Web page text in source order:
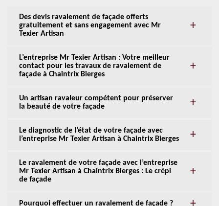
Des devis ravalement de façade offerts
gratuitement et sans engagement avec Mr
Texier Artisan
L’entreprise Mr Texier Artisan : Votre meilleur
contact pour les travaux de ravalement de
façade à Chaintrix Bierges
Un artisan ravaleur compétent pour préserver
la beauté de votre façade
Le diagnostic de l’état de votre façade avec
l’entreprise Mr Texier Artisan à Chaintrix Bierges
Le ravalement de votre façade avec l’entreprise
Mr Texier Artisan à Chaintrix Bierges : Le crépi
de façade
Pourquoi effectuer un ravalement de façade ?